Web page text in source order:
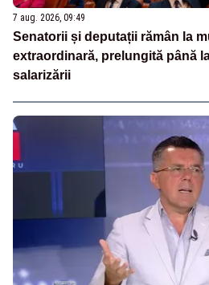
7 aug. 2026, 09:49
Senatorii și deputații rămân la
extraordinară, prelungită până
salarizării